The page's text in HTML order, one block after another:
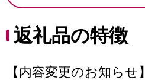
返礼品の特徴
【内容変更のお知らせ】